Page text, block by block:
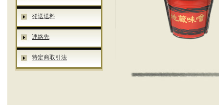
発送送料
連絡先
特定商取引法